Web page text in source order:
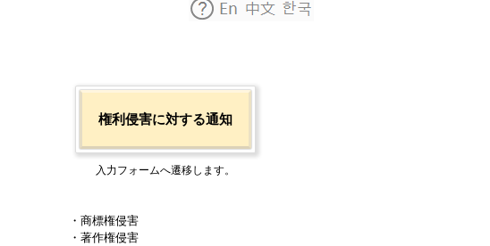
権利侵害に対する通知
入力フォームへ遷移します。
・商標権侵害
・著作権侵害